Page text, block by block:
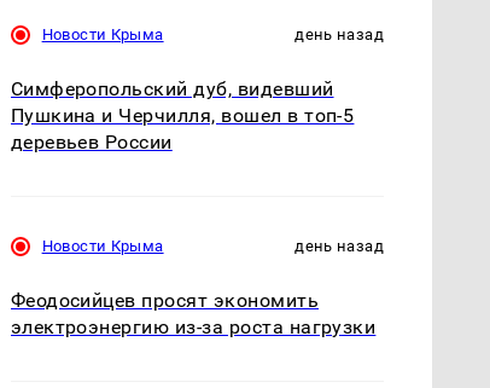
Новости Крыма день назад
Симферопольский дуб, видевший
Пушкина и Черчилля, вошел в топ-5
деревьев России
Новости Крыма день назад
Феодосийцев просят экономить
электроэнергию из-за роста нагрузки